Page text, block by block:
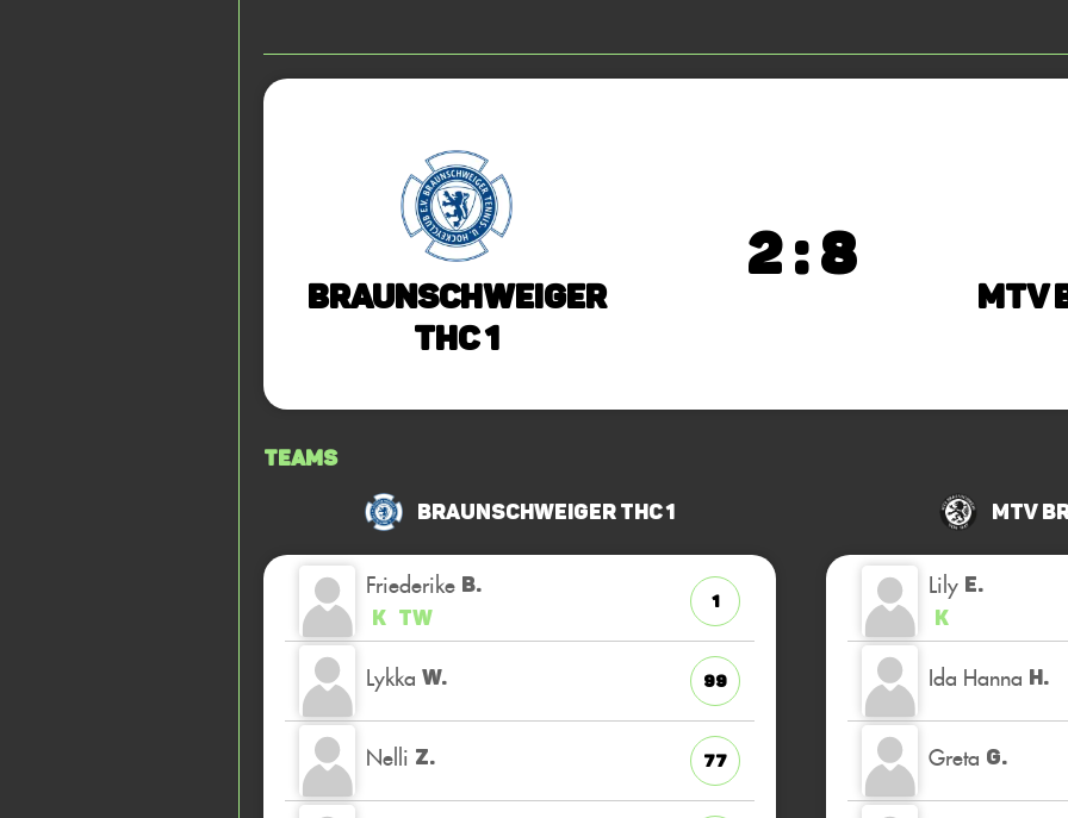
Braunschweiger
THC 1
2 : 8
Teams
Braunschweiger THC 1
Friederike B.
K TW
1
Lykka W. 99
Nelli Z. 77
MTV
Lily E.
K
Ida Hanna H.
Greta G.